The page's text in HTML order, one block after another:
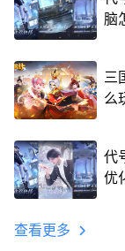
脑
三
么
代
优
查看更多